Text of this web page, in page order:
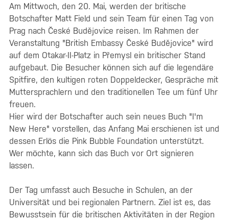
Am Mittwoch, den 20. Mai, werden der britische
Botschafter Matt Field und sein Team für einen Tag von
Prag nach České Budějovice reisen. Im Rahmen der
Veranstaltung "British Embassy České Budějovice" wird
auf dem Otakar-II-Platz in Přemysl ein britischer Stand
aufgebaut. Die Besucher können sich auf die legendäre
Spitfire, den kultigen roten Doppeldecker, Gespräche mit
Muttersprachlern und den traditionellen Tee um fünf Uhr
freuen.
Hier wird der Botschafter auch sein neues Buch "I'm
New Here" vorstellen, das Anfang Mai erschienen ist und
dessen Erlös die Pink Bubble Foundation unterstützt.
Wer möchte, kann sich das Buch vor Ort signieren
lassen.
Der Tag umfasst auch Besuche in Schulen, an der
Universität und bei regionalen Partnern. Ziel ist es, das
Bewusstsein für die britischen Aktivitäten in der Region